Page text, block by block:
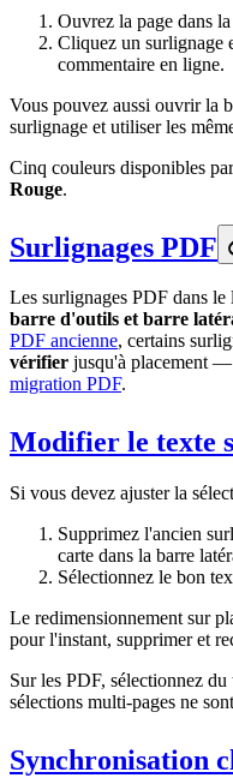
Ouvrez la page dans la
Cliquez un surlignage
commentaire en ligne.
Vous pouvez aussi ouvrir la
surlignage et utiliser les
Cinq couleurs disponibles
Rouge.
Surlignages PDF
Les surlignages PDF dans
barre d'outils et barre
PDF ancienne, certains
vérifier jusqu'à placement
migration PDF.
Modifier le texte
Si vous devez ajuster la
Supprimez l'ancien
carte dans la barre
Sélectionnez le bon
Le redimensionnement sur
pour l'instant, supprimer et
Sur les PDF, sélectionnez du
sélections multi-pages ne
Synchronisation